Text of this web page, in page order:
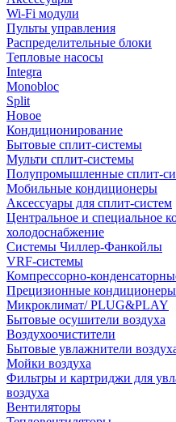
Wi-Fi модули
Пульты управления
Распределительные блоки
Тепловые насосы
Integra
Monobloc
Split
Новое
Кондиционирование
Бытовые сплит-системы
Мульти сплит-системы
Полупромышленные сплит-
Мобильные кондиционеры
Аксессуары для сплит-систем
Центральное и специальное
холодоснабжение
Системы Чиллер-Фанкойлы
VRF-системы
Компрессорно-
Прецизионные кондиционеры
Микроклимат/ PLUG&PLAY
Бытовые осушители воздуха
Воздухоочистители
Бытовые увлажнители
Мойки воздуха
Фильтры и картриджи для
воздуха
Вентиляторы